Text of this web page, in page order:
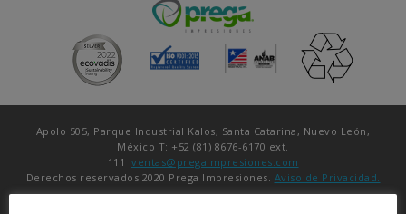
Apolo 505, Parque Industrial Kalos, Santa Catarina, Nuevo León,
México T: +52 (81) 8676-6170 ext.
111 ventas@pregaimpresiones.com
Derechos reservados 2020 Prega Impresiones. Aviso de Privacidad.